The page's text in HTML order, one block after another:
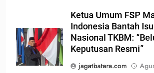
Ketua Umum FSP
Indonesia Bantah
Nasional TKBM:
Keputusan Resmi”
jagatbatara.com